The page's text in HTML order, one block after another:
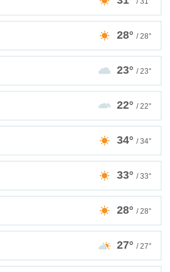
28° / 28°
23° / 23°
22° / 22°
34° / 34°
33° / 33°
28° / 28°
27° / 27°